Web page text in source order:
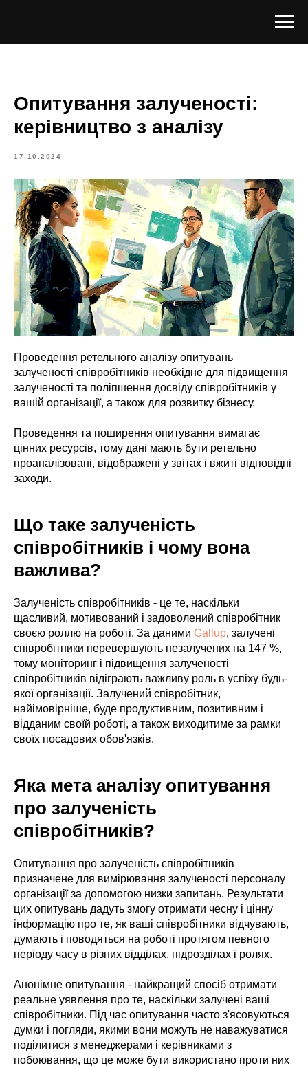
Опитування залученості:
керівництво з аналізу
17.10.2024
Проведення ретельного аналізу опитувань
залученості співробітників необхідне для підвищення
залученості та поліпшення досвіду співробітників у
вашій організації, а також для розвитку бізнесу.
Проведення та поширення опитування вимагає
цінних ресурсів, тому дані мають бути ретельно
проаналізовані, відображені у звітах і вжиті відповідні
заходи.
Що таке залученість
співробітників і чому вона
важлива?
Залученість співробітників - це те, наскільки
щасливий, мотивований і задоволений співробітник
своєю роллю на роботі. За даними Gallup, залучені
співробітники перевершують незалучених на 147 %,
тому моніторинг і підвищення залученості
співробітників відіграють важливу роль в успіху будь-
якої організації. Залучений співробітник,
найімовірніше, буде продуктивним, позитивним і
відданим своїй роботі, а також виходитиме за рамки
своїх посадових обов'язків.
Яка мета аналізу опитування
про залученість
співробітників?
Опитування про залученість співробітників
призначене для вимірювання залученості персоналу
організації за допомогою низки запитань. Результати
цих опитувань дадуть змогу отримати чесну і цінну
інформацію про те, як ваші співробітники відчувають,
думають і поводяться на роботі протягом певного
періоду часу в різних відділах, підрозділах і ролях.
Анонімне опитування - найкращий спосіб отримати
реальне уявлення про те, наскільки залучені ваші
співробітники. Під час опитування часто з'ясовуються
думки і погляди, якими вони можуть не наважуватися
поділитися з менеджерами і керівниками з
побоювання, що це може бути використано проти них